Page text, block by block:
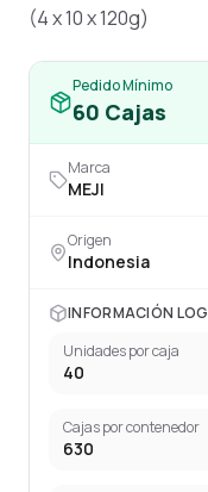
(4 x 10 x 120g)
Pedido Mínimo
60 Cajas
Marca
MEJI
Origen
Indonesia
INFORMACIÓN
Unidades por caja
40
Cajas por contenedor
630